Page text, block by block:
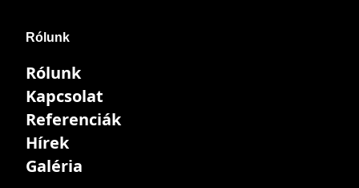
Rólunk
Rólunk
Kapcsolat
Referenciák
Hírek
Galéria